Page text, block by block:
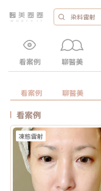
看案例 聊醫美
看案例 聊醫美
看案例
凍態雷射